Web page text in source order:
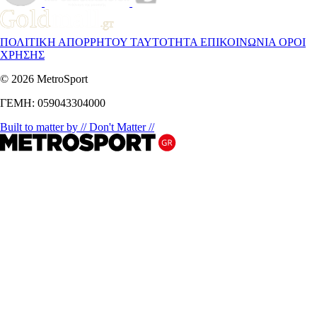
ΠΟΛΙΤΙΚΗ ΑΠΟΡΡΗΤΟΥ ΤΑΥΤΟΤΗΤΑ ΕΠΙΚΟΙΝΩΝΙΑ ΟΡΟΙ
ΧΡΗΣΗΣ
© 2026 MetroSport
ΓΕΜΗ: 059043304000
Built to matter by // Don't Matter //